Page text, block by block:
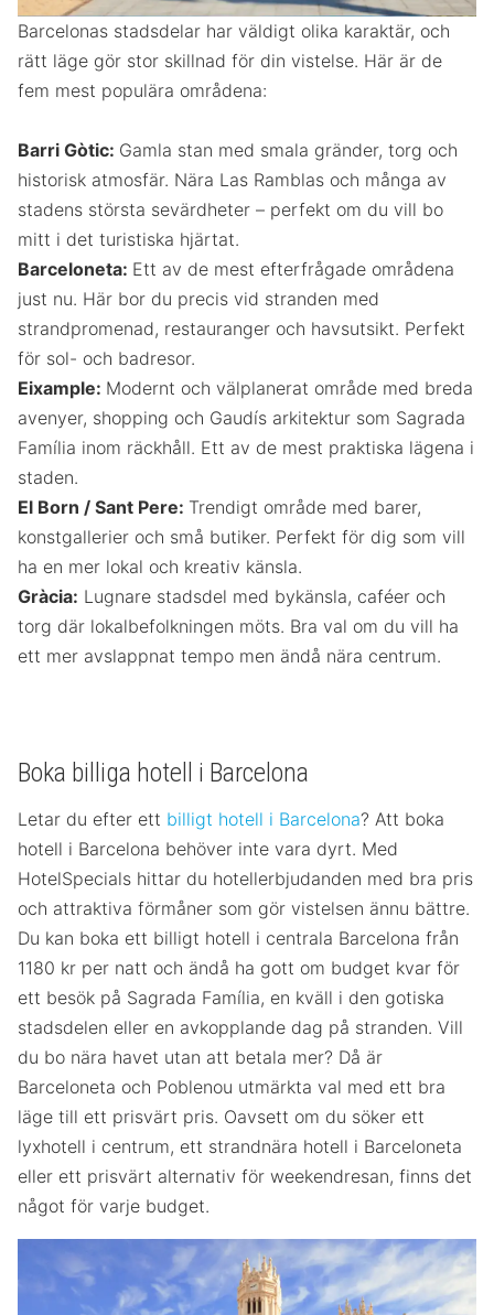
Barcelonas stadsdelar har väldigt olika karaktär, och
rätt läge gör stor skillnad för din vistelse. Här är de
fem mest populära områdena:
Barri Gòtic: Gamla stan med smala gränder, torg och
historisk atmosfär. Nära Las Ramblas och många av
stadens största sevärdheter – perfekt om du vill bo
mitt i det turistiska hjärtat.
Barceloneta: Ett av de mest efterfrågade områdena
just nu. Här bor du precis vid stranden med
strandpromenad, restauranger och havsutsikt. Perfekt
för sol- och badresor.
Eixample: Modernt och välplanerat område med breda
avenyer, shopping och Gaudís arkitektur som Sagrada
Família inom räckhåll. Ett av de mest praktiska lägena i
staden.
El Born / Sant Pere: Trendigt område med barer,
konstgallerier och små butiker. Perfekt för dig som vill
ha en mer lokal och kreativ känsla.
Gràcia: Lugnare stadsdel med bykänsla, caféer och
torg där lokalbefolkningen möts. Bra val om du vill ha
ett mer avslappnat tempo men ändå nära centrum.
Boka billiga hotell i Barcelona
Letar du efter ett billigt hotell i Barcelona? Att boka
hotell i Barcelona behöver inte vara dyrt. Med
HotelSpecials hittar du hotellerbjudanden med bra pris
och attraktiva förmåner som gör vistelsen ännu bättre.
Du kan boka ett billigt hotell i centrala Barcelona från
1180 kr per natt och ändå ha gott om budget kvar för
ett besök på Sagrada Família, en kväll i den gotiska
stadsdelen eller en avkopplande dag på stranden. Vill
du bo nära havet utan att betala mer? Då är
Barceloneta och Poblenou utmärkta val med ett bra
läge till ett prisvärt pris. Oavsett om du söker ett
lyxhotell i centrum, ett strandnära hotell i Barceloneta
eller ett prisvärt alternativ för weekendresan, finns det
något för varje budget.